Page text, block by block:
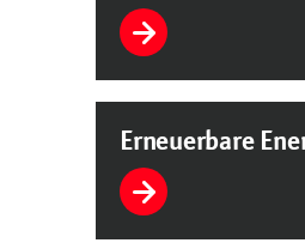
Erneuerbare